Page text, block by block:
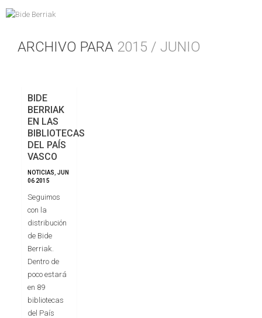
ARCHIVO PARA 2015 / JUNIO
BIDE
BERRIAK
EN LAS
BIBLIOTECAS
DEL PAÍS
VASCO
NOTICIAS JUN
06 2015
Seguimos
con la
distribución
de Bide
Berriak.
Dentro de
poco estará
en 89
bibliotecas
del País